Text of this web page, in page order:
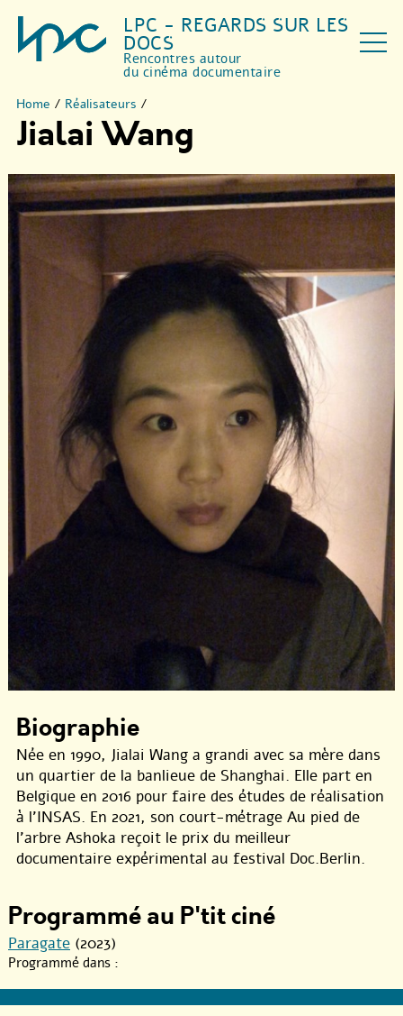
LPC - REGARDS SUR LES
DOCS
Rencontres autour
du cinéma documentaire
Home / Réalisateurs /
Jialai Wang
Biographie
Née en 1990, Jialai Wang a grandi avec sa mère dans
un quartier de la banlieue de Shanghai. Elle part en
Belgique en 2016 pour faire des études de réalisation
à l’INSAS. En 2021, son court-métrage Au pied de
l’arbre Ashoka reçoit le prix du meilleur
documentaire expérimental au festival Doc.Berlin.
Programmé au P'tit ciné
Paragate (2023)
Programmé dans :